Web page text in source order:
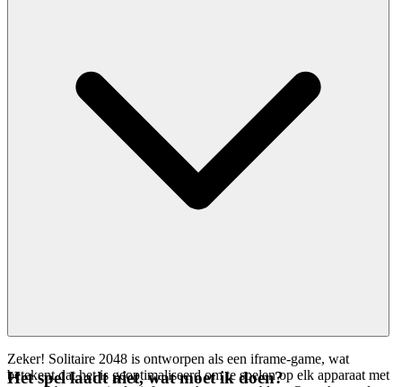
Zeker! Solitaire 2048 is ontworpen als een iframe-game, wat
betekent dat het is geoptimaliseerd om te spelen op elk apparaat met
Het spel laadt niet, wat moet ik doen?